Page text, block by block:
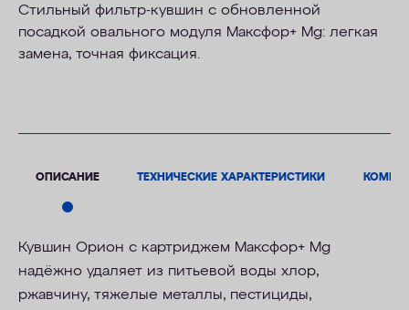
Стильный фильтр-кувшин с обновленной
посадкой овального модуля Максфор+ Mg: легкая
замена, точная фиксация.
ОПИСАНИЕ ТЕХНИЧЕСКИЕ ХАРАКТЕРИСТИКИ
Кувшин Орион с картриджем Максфор+ Mg
надёжно удаляет из питьевой воды хлор,
ржавчину, тяжелые металлы, пестициды,